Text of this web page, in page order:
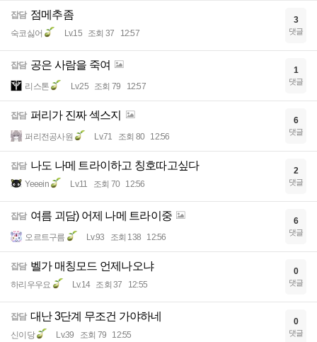
잡담 점메추좀
숙코싫어 Lv.15 조회 37 12:57
3
댓글
잡담 공은 사람을 죽여
리스톤 Lv.25 조회 79 12:57
1
댓글
잡담 퍼리가 진짜 섹스지
퍼리전공사원 Lv.71 조회 80 12:56
6
댓글
잡담 나도 나메 트라이하고 칭호따고싶다
Yeeein Lv.11 조회 70 12:56
2
댓글
잡담 여름 괴담) 어제 나메 트라이중
오르트구름 Lv.93 조회 138 12:56
6
댓글
잡담 벨가 매칭모드 언제나오냐
하리우우요 Lv.14 조회 37 12:55
0
댓글
잡담 대난 3단계 무조건 가야하네
신이당 Lv.39 조회 79 12:55
0
댓글